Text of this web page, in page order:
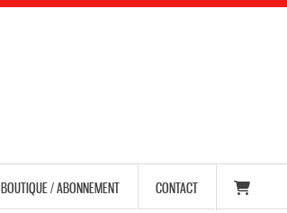
BOUTIQUE / ABONNEMENT CONTACT